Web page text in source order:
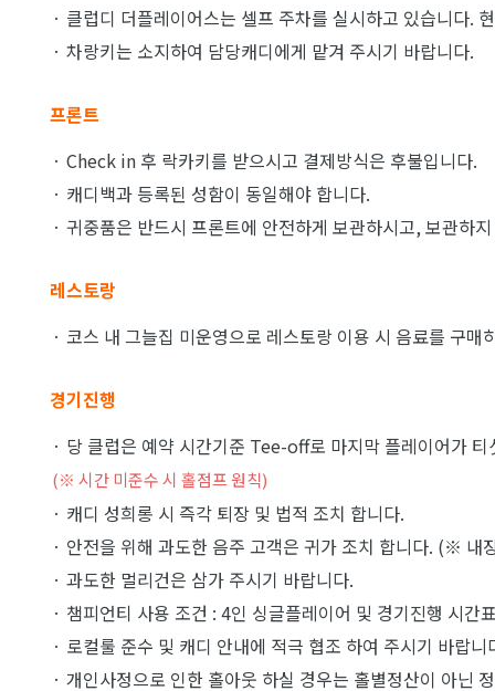
· 클럽디 더플레이어스는 셀프 주차를 실시하고 있습니다.
· 차랑키는 소지하여 담당캐디에게 맡겨 주시기 바랍니다.
프론트
· Check in 후 락카키를 받으시고 결제방식은 후불입니다.
· 캐디백과 등록된 성함이 동일해야 합니다.
· 귀중품은 반드시 프론트에 안전하게 보관하시고, 보관하
레스토랑
· 코스 내 그늘집 미운영으로 레스토랑 이용 시 음료를 구
경기진행
· 당 클럽은 예약 시간기준 Tee-off로 마지막 플레이어가
(※ 시간 미준수 시 홀점프 원칙)
· 캐디 성희롱 시 즉각 퇴장 및 법적 조치 합니다.
· 안전을 위해 과도한 음주 고객은 귀가 조치 합니다. (※
· 과도한 멀리건은 삼가 주시기 바랍니다.
· 챔피언티 사용 조건 : 4인 싱글플레이어 및 경기진행 시간
· 로컬룰 준수 및 캐디 안내에 적극 협조 하여 주시기 바랍니
· 개인사정으로 인한 홀아웃 하실 경우는 홀별정산이 아닌